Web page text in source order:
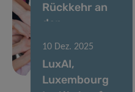
Rückkehr an
den
Arbeitsplatz
Brustkrebs
17 Dez. 2025
VENUSCANCER:
10 Dez. 2025
LuxAI,
Luxembourg